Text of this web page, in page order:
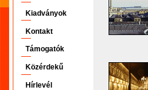
Kiadványok
Kontakt
Támogatók
Közérdekű
Hírlevél